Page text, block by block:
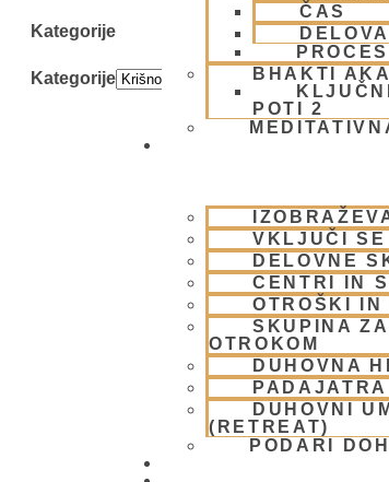
ČAS
PROCES
BHAKTI
POTI 2
VKLJUČI SE
DELOVNE
CENTRI IN
OTROŠKI IN
SKUPINA
OTROKOM
DUHOVNA
PADAJATRA
DUHOVNI
(RETREAT)
PODARI
Kategorije
Kategorije